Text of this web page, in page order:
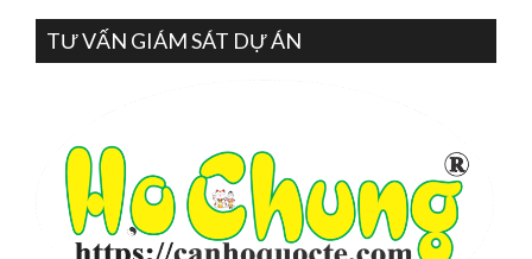
TƯ VẤN GIÁM SÁT DỰ ÁN